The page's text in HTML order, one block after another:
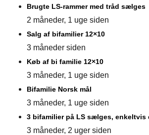
Brugte LS-rammer med tråd sælges
2 måneder, 1 uge siden
Salg af bifamilier 12×10
3 måneder siden
Køb af bi familie 12×10
3 måneder, 1 uge siden
Bifamilie Norsk mål
3 måneder, 1 uge siden
3 bifamilier på LS sælges, enkeltvis
3 måneder, 2 uger siden